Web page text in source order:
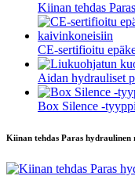
Kiinan tehdas
CE-sertifioitu
Aidan hydrauliset
Box Silence -
Kiinan tehdas Paras hydraulinen